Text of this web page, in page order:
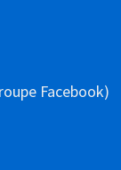
Facebook)